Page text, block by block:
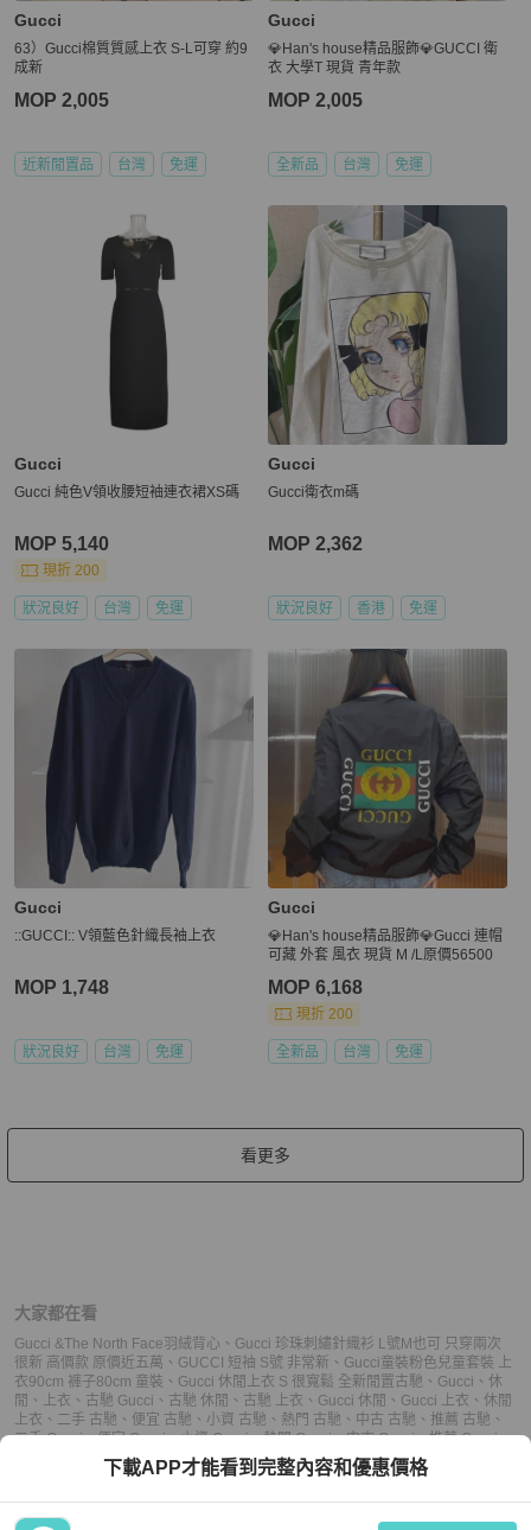
Gucci
63）Gucci棉質質感上衣 S-L可穿 約9
成新
MOP 2,005
近新閒置品 台灣 免運
Gucci
💎Han's house精品服飾💎GUCCI 衛
衣 大學T 現貨 青年款
MOP 2,005
全新品 台灣 免運
Gucci
Gucci 純色V領收腰短袖連衣裙XS碼
MOP 5,140
現折 200
狀況良好 台灣 免運
Gucci
Gucci衛衣m碼
MOP 2,362
狀況良好 香港 免運
Gucci
::GUCCI:: V領藍色針織長袖上衣
MOP 1,748
狀況良好 台灣 免運
Gucci
💎Han's house精品服飾💎Gucci 連帽
可藏 外套 風衣 現貨 M /L原價56500
MOP 6,168
現折 200
全新品 台灣 免運
看更多
大家都在看
Gucci &The North Face羽絨背心 、 Gucci 珍珠刺繡針織衫 L號M也可 只穿兩次
很新 高價款 原價近五萬 、 GUCCI 短袖 S號 非常新 、 Gucci童裝粉色兒童套裝 上
衣90cm 褲子80cm 童裝 、 Gucci 休閒上衣 S 很寬鬆 全新閒置古馳 、 Gucci 、 休
閒 、 上衣 、 古馳 Gucci 、 古馳 休閒 、 古馳 上衣 、 Gucci 休閒 、 Gucci 上衣 、 休閒
上衣 、 二手 古馳 、 便宜 古馳 、 小資 古馳 、 熱門 古馳 、 中古 古馳 、 推薦 古馳 、
二手 Gucci、便宜 Gucci、小資 Gucci、熱門 Gucci、中古 Gucci、推薦 Gucci、
便宜 休閒、小資 休閒、熱門 休閒 、 中古 休閒、推薦 休閒
、 小資 上衣 、熱門 上衣、中古 上衣、推薦 上衣
下載APP才能看到完整內容和優惠價格